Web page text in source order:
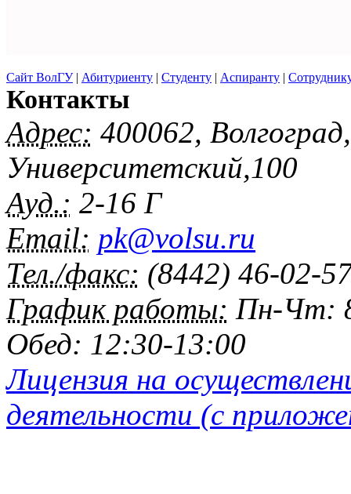
Сайт ВолГУ| Абитуриенту | Студенту | Аспиранту |
Контакты
Адрес: 400062,
Университетский,100
Ауд.: 2-16 Г
Email: pk@volsu.ru
Тел./факс: (8442) 46-02-
График работы: Пн-Чт:
Обед: 12:30-13:00
Лицензия на
деятельности (с